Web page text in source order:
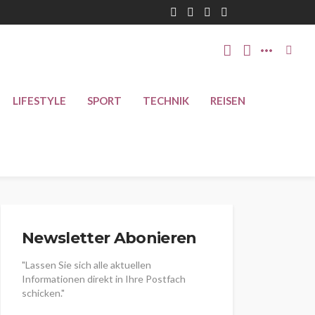
LIFESTYLE SPORT TECHNIK REISEN
Newsletter Abonieren
"Lassen Sie sich alle aktuellen
Informationen direkt in Ihre Postfach
schicken."